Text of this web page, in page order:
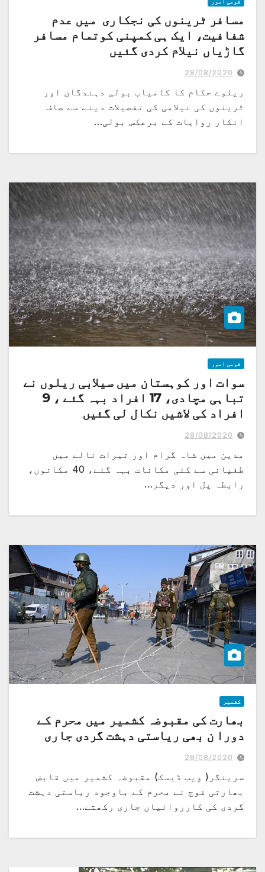
مسافر ٹرینوں کی نجکاری میں عدم
شفافیت، ایک ہی کمپنی کوتمام مسافر
گاڑیاں نیلام کردی گئیں
28/08/2020
ریلوے حکام کا کامیاب بولی دہندگان اور
ٹرینوں کی نیلامی کی تفصیلات دینے سے صاف
انکار روایات کے برعکس بولی…
قومی امور
سوات اور کوہستان میں سیلابی ریلوں نے
تباہی مچادی، 17 افراد بہہ گئے ، 9
افراد کی لاشیں نکال لی گئیں
28/08/2020
مدین میں شاہ گرام اور تیرات نالے میں
طغیانی سے کئی مکانات بہہ گئے، 40 مکانوں،
رابطہ پل اور دیگر…
کشمیر
بھارت کی مقبوضہ کشمیر میں محرم کے
دورا ن بھی ریاستی دہشت گردی جاری
28/08/2020
سرینگر( ویب ڈیسک) مقبوضہ کشمیر میں قابض
بھارتی فوج نے محرم کے باوجود ریاستی دہشت
گردی کی کارروائیاں جاری رکھتے…